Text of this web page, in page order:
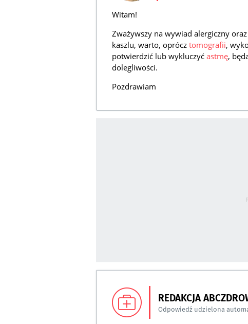
Witam!
Zważywszy na wywiad alergiczny
kaszlu, warto, oprócz tomografii,
potwierdzić lub wykluczyć astmę,
dolegliwości.
Pozdrawiam
REDAKCJA
Odpowiedź udzielona